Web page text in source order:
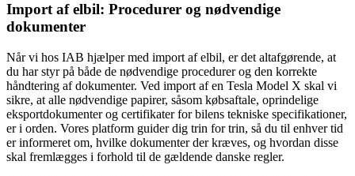
Import af elbil: Procedurer og nødvendige
dokumenter
Når vi hos IAB hjælper med import af elbil, er det altafgørende, at
du har styr på både de nødvendige procedurer og den korrekte
håndtering af dokumenter. Ved import af en Tesla Model X skal vi
sikre, at alle nødvendige papirer, såsom købsaftale, oprindelige
eksportdokumenter og certifikater for bilens tekniske specifikationer,
er i orden. Vores platform guider dig trin for trin, så du til enhver tid
er informeret om, hvilke dokumenter der kræves, og hvordan disse
skal fremlægges i forhold til de gældende danske regler.